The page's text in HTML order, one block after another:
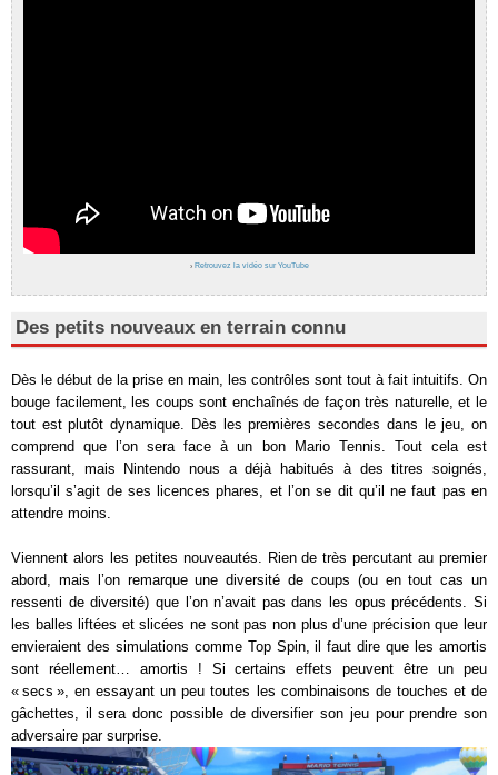
› Retrouvez la vidéo sur YouTube
Des petits nouveaux en terrain connu
Dès le début de la prise en main, les contrôles sont tout à fait intuitifs. On
bouge facilement, les coups sont enchaînés de façon très naturelle, et le
tout est plutôt dynamique. Dès les premières secondes dans le jeu, on
comprend que l’on sera face à un bon Mario Tennis. Tout cela est
rassurant, mais Nintendo nous a déjà habitués à des titres soignés,
lorsqu’il s’agit de ses licences phares, et l’on se dit qu’il ne faut pas en
attendre moins.
Viennent alors les petites nouveautés. Rien de très percutant au premier
abord, mais l’on remarque une diversité de coups (ou en tout cas un
ressenti de diversité) que l’on n’avait pas dans les opus précédents. Si
les balles liftées et slicées ne sont pas non plus d’une précision que leur
envieraient des simulations comme Top Spin, il faut dire que les amortis
sont réellement… amortis ! Si certains effets peuvent être un peu
« secs », en essayant un peu toutes les combinaisons de touches et de
gâchettes, il sera donc possible de diversifier son jeu pour prendre son
adversaire par surprise.